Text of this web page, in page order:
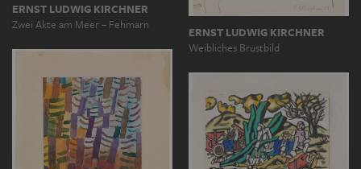
ERNST LUDWIG KIRCHNER
Zwei Akte am Meer – Fehmarn
ERNST LUDWIG KIRCHNER
Weibliches Brustbild